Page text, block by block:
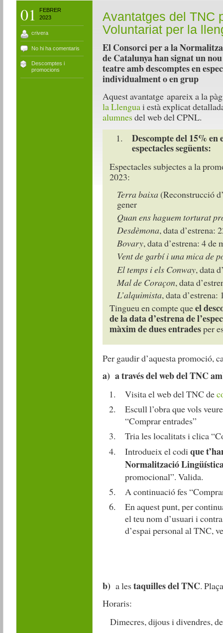
01
FEBRER
2023
crivera
No hi ha comentaris
Descomptes i
promocions
Avantatges del TNC
Voluntariat per la
El Consorci per a la
de Catalunyahansignatunnou
teatreambdescomptesen
individualmento engrup
Aquestavantatge apareixa la
la Llenguaiestàexplicat
alumnesdel webdel CPNL.
Descompte del 15% en
espectacles següents:
Espectacles subjectes a la
2023:
Terra baixa(Reconstrucció
gener
Quan ens haguem torturat
Desdèmona, data d’estrena:
Bovary, data d’estrena: 4 de
Vent de garbí i una mica de
El temps i els Conway, data
Mal de Coraçon, data
L’alquimista, data d’estrena:
Tingueu en compte queel
de la data d’estrena de
màxim de dues entradesper
Per gaudir d’aquesta promoció,
a) a través del web del TNC
Visita el web del TNC de
Escull l’obra que vols
“Comprar entrades”
Tria les localitats i clica
Introdueix el codique
Normalització
promocional”. Valida.
A continuació fes
En aquest punt, per
el teu nom d’usuari i
d’espai personal al TNC,
b) a lestaquilles del TNC.
Horaris:
Dimecres, dijous i divendres,